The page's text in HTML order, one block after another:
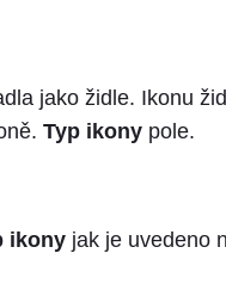
jako židle. Ikonu
Typ ikony pole.
ikony jak je uvedeno